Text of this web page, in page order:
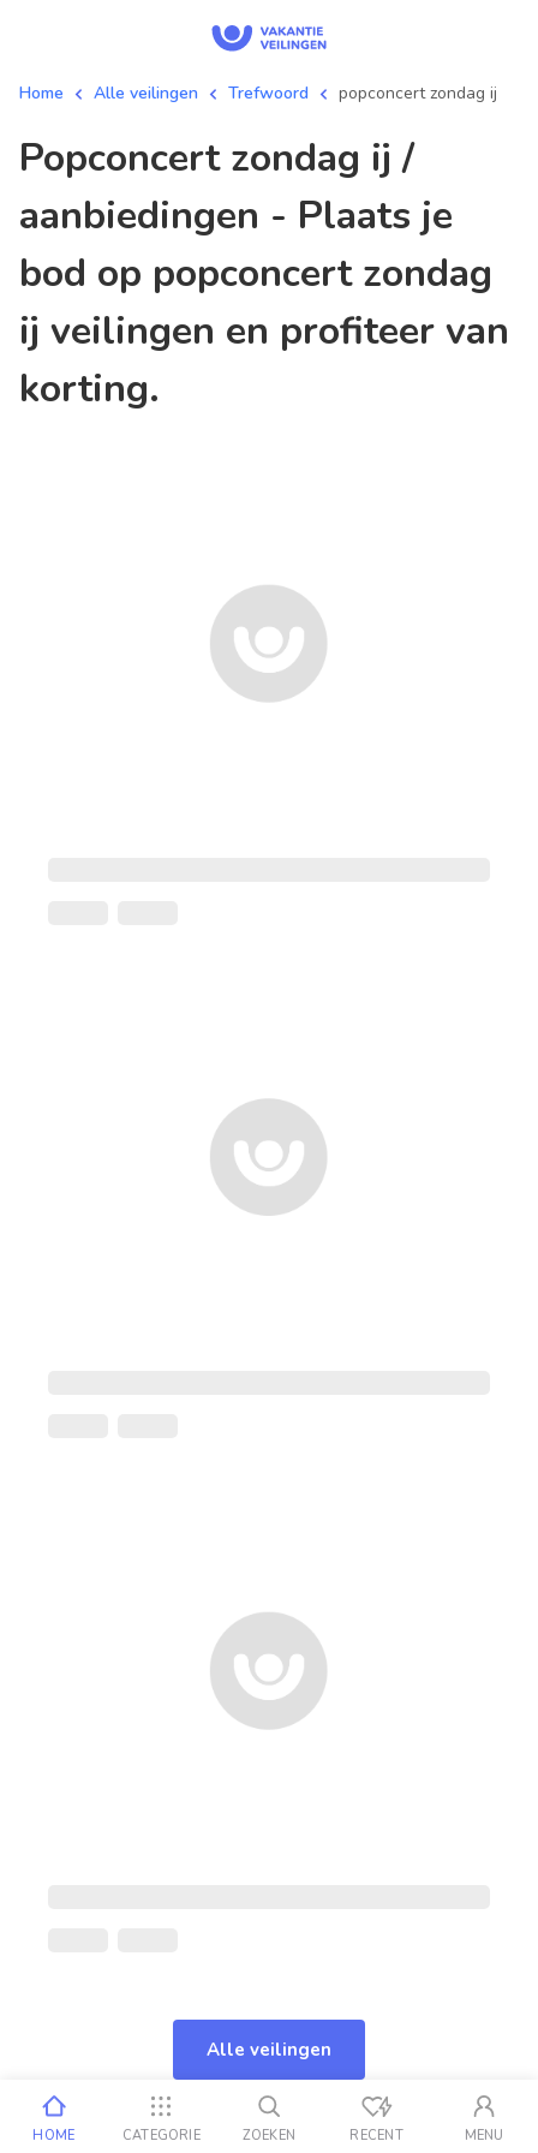
Home Alle veilingen Trefwoord popconcert zondag ij
popconcert zondag ij /
aanbiedingen - Plaats je
bod op popconcert zondag
ij veilingen en profiteer van
korting.
Alle veilingen
HOME CATEGORIE ZOEKEN RECENT MENU